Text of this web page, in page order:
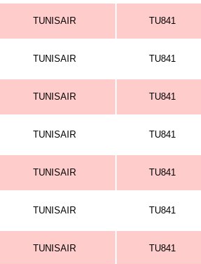
TUNISAIR TU841
TUNISAIR TU841
TUNISAIR TU841
TUNISAIR TU841
TUNISAIR TU841
TUNISAIR TU841
TUNISAIR TU841